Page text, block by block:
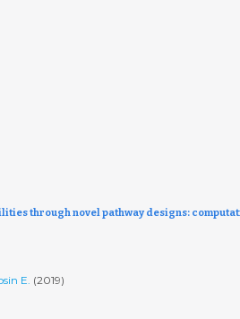
through novel pathway designs:
E. (2019)